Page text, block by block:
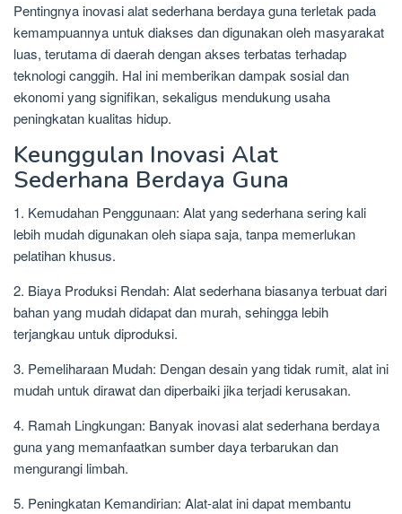
Pentingnya inovasi alat sederhana berdaya guna terletak pada
kemampuannya untuk diakses dan digunakan oleh masyarakat
luas, terutama di daerah dengan akses terbatas terhadap
teknologi canggih. Hal ini memberikan dampak sosial dan
ekonomi yang signifikan, sekaligus mendukung usaha
peningkatan kualitas hidup.
Keunggulan Inovasi Alat
Sederhana Berdaya Guna
1. Kemudahan Penggunaan: Alat yang sederhana sering kali
lebih mudah digunakan oleh siapa saja, tanpa memerlukan
pelatihan khusus.
2. Biaya Produksi Rendah: Alat sederhana biasanya terbuat dari
bahan yang mudah didapat dan murah, sehingga lebih
terjangkau untuk diproduksi.
3. Pemeliharaan Mudah: Dengan desain yang tidak rumit, alat ini
mudah untuk dirawat dan diperbaiki jika terjadi kerusakan.
4. Ramah Lingkungan: Banyak inovasi alat sederhana berdaya
guna yang memanfaatkan sumber daya terbarukan dan
mengurangi limbah.
5. Peningkatan Kemandirian: Alat-alat ini dapat membantu